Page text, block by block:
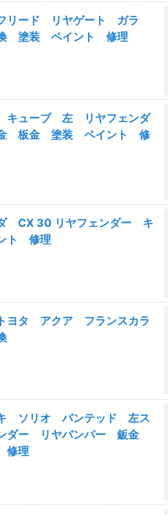
リード リヤゲート ガラ
塗装 ペイント 修理
キューブ 左 リヤフェンダ
板金 塗装 ペイント 修
CX 30 リヤフェンダー キ
ト 修理
タ アクア フランスカラ
ソリオ バンテッド 左ス
ダー リヤバンパー 鈑金
理